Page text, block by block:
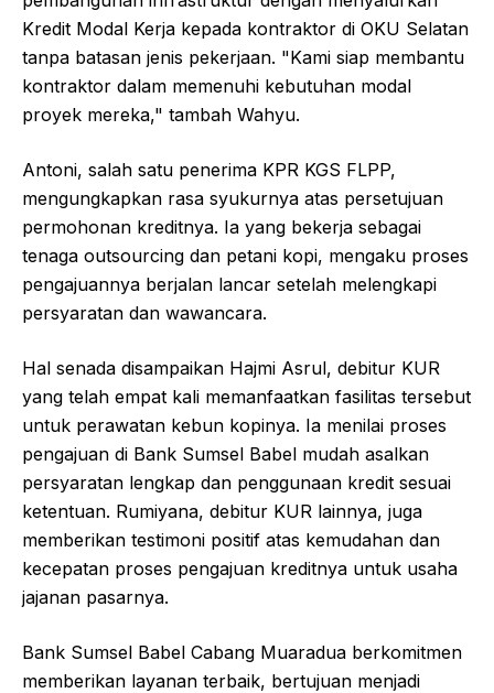
Kredit Modal Kerja kepada kontraktor di OKU Selatan
tanpa batasan jenis pekerjaan. "Kami siap membantu
kontraktor dalam memenuhi kebutuhan modal
proyek mereka," tambah Wahyu.
Antoni, salah satu penerima KPR KGS FLPP,
mengungkapkan rasa syukurnya atas persetujuan
permohonan kreditnya. Ia yang bekerja sebagai
tenaga outsourcing dan petani kopi, mengaku proses
pengajuannya berjalan lancar setelah melengkapi
persyaratan dan wawancara.
Hal senada disampaikan Hajmi Asrul, debitur KUR
yang telah empat kali memanfaatkan fasilitas tersebut
untuk perawatan kebun kopinya. Ia menilai proses
pengajuan di Bank Sumsel Babel mudah asalkan
persyaratan lengkap dan penggunaan kredit sesuai
ketentuan. Rumiyana, debitur KUR lainnya, juga
memberikan testimoni positif atas kemudahan dan
kecepatan proses pengajuan kreditnya untuk usaha
jajanan pasarnya.
Bank Sumsel Babel Cabang Muaradua berkomitmen
memberikan layanan terbaik, bertujuan menjadi